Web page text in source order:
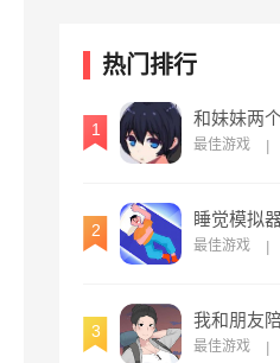
热门排行
1
最佳游戏
2
睡觉模拟
最佳游戏
3
最佳游戏